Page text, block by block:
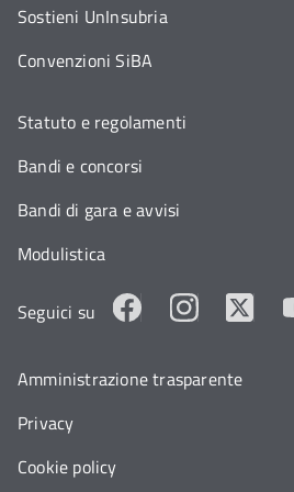
Sostieni UnInsubria
Convenzioni SiBA
Statuto e regolamenti
Bandi e concorsi
Bandi di gara e avvisi
Modulistica
Seguici su
Amministrazione trasparente
Privacy
Cookie policy